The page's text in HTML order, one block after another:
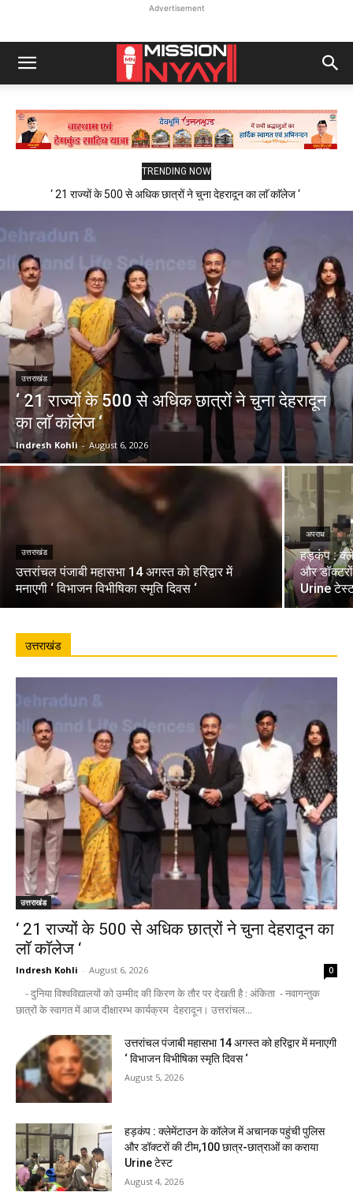
Advertisement
TRENDING NOW
‘ 21 राज्यों के 500 से अधिक छात्रों ने चुना देहरादून का लाॅ काॅलेज ‘
उत्तराखंड
‘ 21 राज्यों के 500 से अधिक छात्रों ने चुना देहरादून
का लाॅ काॅलेज ‘
Indresh Kohli - August 6, 2026
उत्तराखंड
उत्तरांचल पंजाबी महासभा 14 अगस्त को हरिद्वार में
मनाएगी ‘ विभाजन विभीषिका स्मृति दिवस ‘
अपराध
हड़कंप :
और
Urine
उत्तराखंड
उत्तराखंड
‘ 21 राज्यों के 500 से अधिक छात्रों ने चुना देहरादून का
लाॅ काॅलेज ‘
Indresh Kohli - August 6, 2026 0
- दुनिया विश्वविद्यालयों को उम्मीद की किरण के तौर पर देखती है : अंकिता - नवागन्तुक
छात्रों के स्वागत में आज दीक्षारम्भ कार्यक्रम देहरादून। उत्तरांचल...
उत्तरांचल पंजाबी महासभा 14 अगस्त को हरिद्वार में मनाएगी
‘ विभाजन विभीषिका स्मृति दिवस ‘
August 5, 2026
हड़कंप : क्लेमेंटाउन के कॉलेज में अचानक पहुंची पुलिस
और डॉक्टरों की टीम,100 छात्र-छात्राओं का कराया
Urine टेस्ट
August 4, 2026